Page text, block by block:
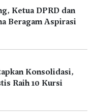
Ketua DPRD dan
Beragam Aspirasi
Konsolidasi,
Raih 10 Kursi